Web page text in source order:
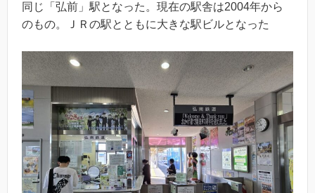
同じ「弘前」駅となった。現在の駅舎は2004年から
のもの。ＪＲの駅とともに大きな駅ビルとなった